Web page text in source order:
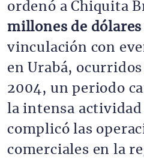
ordenó a Chiquita
millones de
vinculación con
en Urabá,
2004, un periodo
la intensa
complicó las
comerciales en la